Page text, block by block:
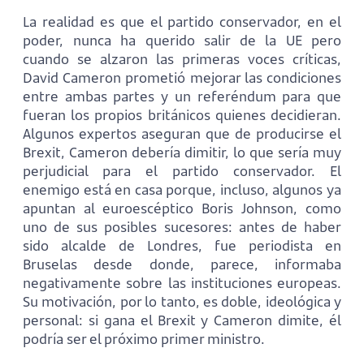
La realidad es que el partido conservador, en el
poder, nunca ha querido salir de la UE pero
cuando se alzaron las primeras voces críticas,
David Cameron prometió mejorar las condiciones
entre ambas partes y un referéndum para que
fueran los propios británicos quienes decidieran.
Algunos expertos aseguran que de producirse el
Brexit, Cameron debería dimitir, lo que sería muy
perjudicial para el partido conservador. El
enemigo está en casa porque, incluso, algunos ya
apuntan al euroescéptico Boris Johnson, como
uno de sus posibles sucesores: antes de haber
sido alcalde de Londres, fue periodista en
Bruselas desde donde, parece, informaba
negativamente sobre las instituciones europeas.
Su motivación, por lo tanto, es doble, ideológica y
personal: si gana el Brexit y Cameron dimite, él
podría ser el próximo primer ministro.